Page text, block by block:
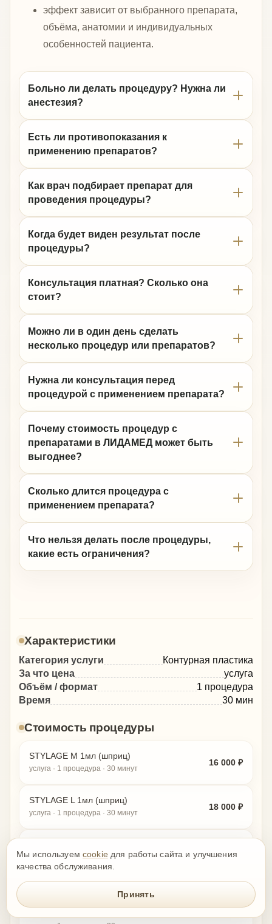
эффект зависит от выбранного препарата,
объёма, анатомии и индивидуальных
особенностей пациента.
Больно ли делать процедуру? Нужна ли
анестезия?
Есть ли противопоказания к
применению препаратов?
Как врач подбирает препарат для
проведения процедуры?
Когда будет виден результат после
процедуры?
Консультация платная? Сколько она
стоит?
Можно ли в один день сделать
несколько процедур или препаратов?
Нужна ли консультация перед
процедурой с применением препарата?
Почему стоимость процедур с
препаратами в ЛИДАМЕД может быть
выгоднее?
Сколько длится процедура с
применением препарата?
Что нельзя делать после процедуры,
какие есть ограничения?
Характеристики
Категория услуги
Контурная пластика
За что цена
услуга
Объём / формат
1 процедура
Время
30 мин
Стоимость процедуры
STYLAGE M 1мл (шприц)
услуга · 1 процедура · 30 минут
16 000 ₽
STYLAGE L 1мл (шприц)
услуга · 1 процедура · 30 минут
18 000 ₽
услуга · 1 процедура · 30 минут
13 000 ₽
интрадермального применения 1 мл.
15 000 ₽
Мы используем cookieдля работы сайта и улучшения
качества обслуживания.
Принять